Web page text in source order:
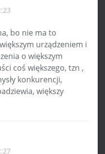
bo nie ma to
urządzeniem i
o większym
coś większego, tzn ,
konkurencji,
większy